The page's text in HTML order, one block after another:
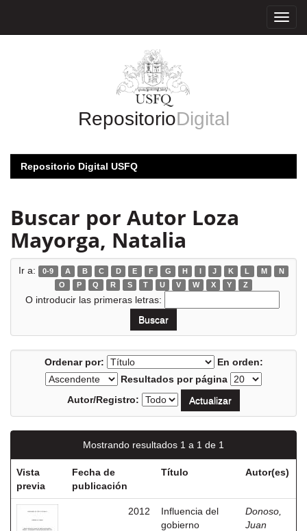
RepositorioDigital
Repositorio Digital USFQ
Buscar por Autor Loza
Mayorga, Natalia
Ir a: 0-9 A B C D E F G H I J K L M
N
O
P Q R S T U V W X Y Z
O introducir las primeras letras:
Ordenar por:
En orden:
Resultados por página
Autor/Registro:
Mostrando resultados 1 a 1 de 1
Vista
previa
Fecha de
publicación
Título Autor(es)
2012
Influencia del
gobierno
Donoso,
Juan